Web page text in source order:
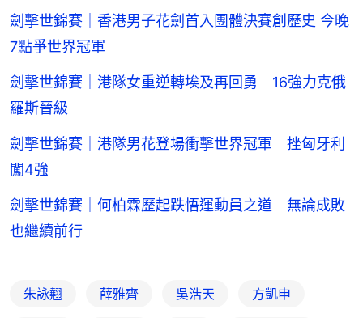
劍擊世錦賽｜香港男子花劍首入團體決賽創歷史 今晚
7點爭世界冠軍
劍擊世錦賽｜港隊女重逆轉埃及再回勇 16強力克俄
羅斯晉級
劍擊世錦賽｜港隊男花登場衝擊世界冠軍 挫匈牙利
闖4強
劍擊世錦賽｜何柏霖歷起跌悟運動員之道 無論成敗
也繼續前行
朱詠翹 薛雅齊 吳浩天 方凱申